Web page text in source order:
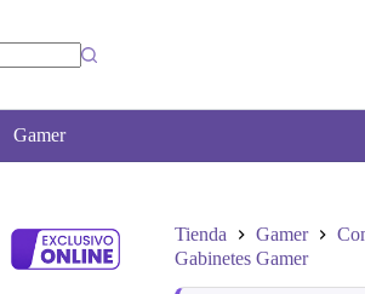
Gamer
Tienda Gamer
Gabinetes Gamer